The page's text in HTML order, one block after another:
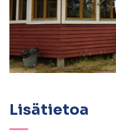
Lisätietoa